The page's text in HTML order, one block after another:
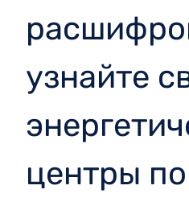
узнайте
центры